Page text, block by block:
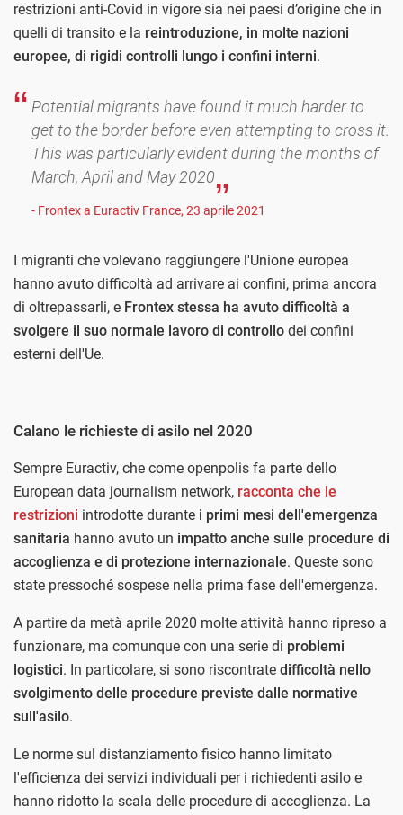
restrizioni anti-Covid in vigore sia nei paesi d’origine che in
quelli di transito e la reintroduzione, in molte nazioni
europee, di rigidi controlli lungo i confini interni.
Potential migrants have found it much harder to
get to the border before even attempting to cross it.
This was particularly evident during the months of
March, April and May 2020
- Frontex a Euractiv France, 23 aprile 2021
I migranti che volevano raggiungere l'Unione europea
hanno avuto difficoltà ad arrivare ai confini, prima ancora
di oltrepassarli, e Frontex stessa ha avuto difficoltà a
svolgere il suo normale lavoro di controllo dei confini
esterni dell'Ue.
Calano le richieste di asilo nel 2020
Sempre Euractiv, che come openpolis fa parte dello
European data journalism network, racconta che le
restrizioni introdotte durante i primi mesi dell'emergenza
sanitaria hanno avuto un impatto anche sulle procedure di
accoglienza e di protezione internazionale. Queste sono
state pressoché sospese nella prima fase dell'emergenza.
A partire da metà aprile 2020 molte attività hanno ripreso a
funzionare, ma comunque con una serie di problemi
logistici. In particolare, si sono riscontrate difficoltà nello
svolgimento delle procedure previste dalle normative
sull'asilo.
Le norme sul distanziamento fisico hanno limitato
l'efficienza dei servizi individuali per i richiedenti asilo e
hanno ridotto la scala delle procedure di accoglienza. La